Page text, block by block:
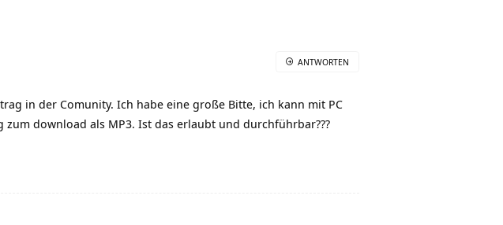
in der Comunity. Ich habe eine große Bitte, ich kann mit PC
download als MP3. Ist das erlaubt und durchführbar???
ANTWORTEN